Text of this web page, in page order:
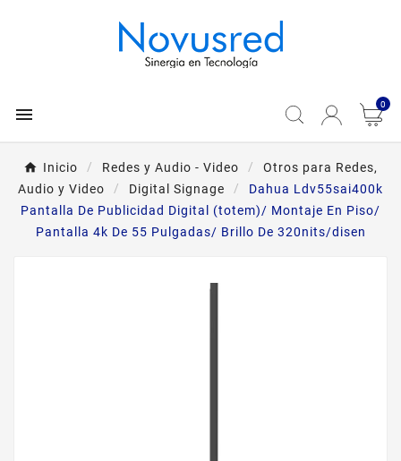
 0
Inicio Redes y Audio - Video
Otros para Redes,
Audio y Video
Digital Signage
Dahua Ldv55sai400k
Pantalla De Publicidad Digital (totem)/ Montaje En Piso/
Pantalla 4k De 55 Pulgadas/ Brillo De 320nits/disen